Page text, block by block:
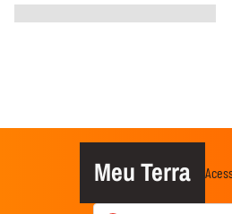
Meu Terra